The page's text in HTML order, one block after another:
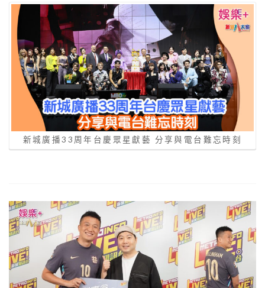
新城廣播33周年台慶眾星獻藝 分享與電台難忘時刻